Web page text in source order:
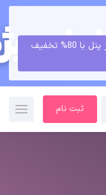
محصولات و سرویس های ممتاز پنل با 80% تخفیف
ثبت نام